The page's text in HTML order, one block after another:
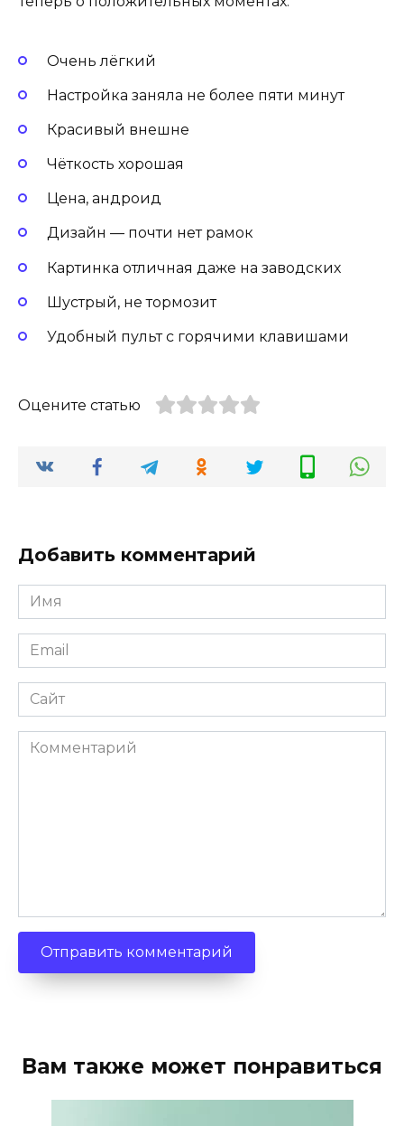
Очень лёгкий
Настройка заняла не более пяти минут
Красивый внешне
Чёткость хорошая
Цена, андроид
Дизайн — почти нет рамок
Картинка отличная даже на заводских
Шустрый, не тормозит
Удобный пульт с горячими клавишами
Оцените статью
Добавить комментарий
Имя
Email
Сайт
Комментарий
Вам также может понравиться